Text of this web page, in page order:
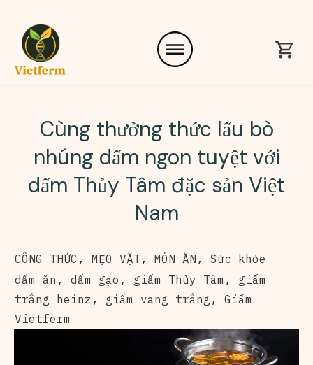
Cùng thưởng thức lẩu bò
nhúng dấm ngon tuyệt với
dấm Thủy Tâm đặc sản Việt
Nam
CÔNG THỨC , MẸO VẶT, MÓN ĂN , Sức khỏe
dấm ăn , dấm gạo , giấm Thủy Tâm , giấm
trắng heinz , giấm vang trắng , Giấm
Vietferm